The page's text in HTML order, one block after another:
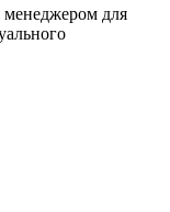
менеджером для